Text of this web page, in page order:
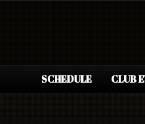
SCHEDULE CLUB